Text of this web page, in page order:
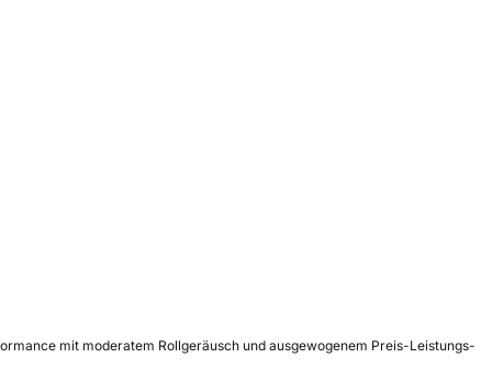
mit moderatem Rollgeräusch und ausgewogenem Preis-Leistungs-